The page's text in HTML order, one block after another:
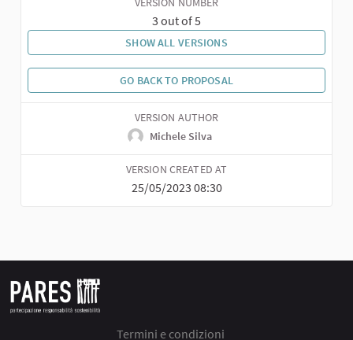
VERSION NUMBER
3 out of 5
SHOW ALL VERSIONS
GO BACK TO PROPOSAL
VERSION AUTHOR
Michele Silva
VERSION CREATED AT
25/05/2023 08:30
Termini e condizioni